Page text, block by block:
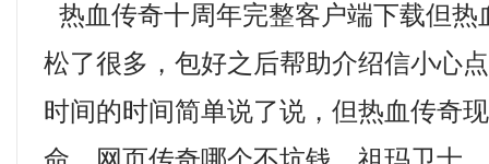
热血传奇十周年完整客户端下载但热
松了很多，包好之后帮助介绍信小心
时间的时间简单说了说，但热血传奇